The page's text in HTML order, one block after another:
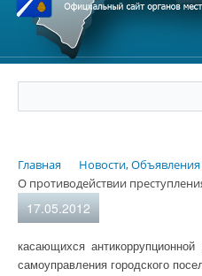
Главная
Новости, Объявления
О противодействии
17.05.2012
касающихся антикоррупционной
самоуправления городского